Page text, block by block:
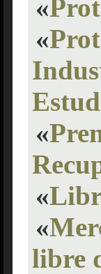
«
«
«
«
«
libre